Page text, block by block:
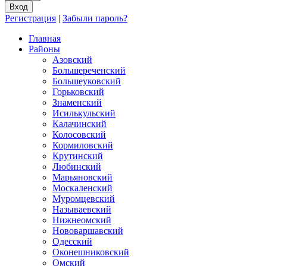
Регистрация | Забыли пароль?
Главная
Районы
Азовский
Большереченский
Большеуковский
Горьковский
Знаменский
Исилькульский
Калачинский
Колосовский
Кормиловский
Крутинский
Любинский
Марьяновский
Москаленский
Муромцевский
Называевский
Нижнеомский
Нововаршавский
Одесский
Оконешниковский
Омский